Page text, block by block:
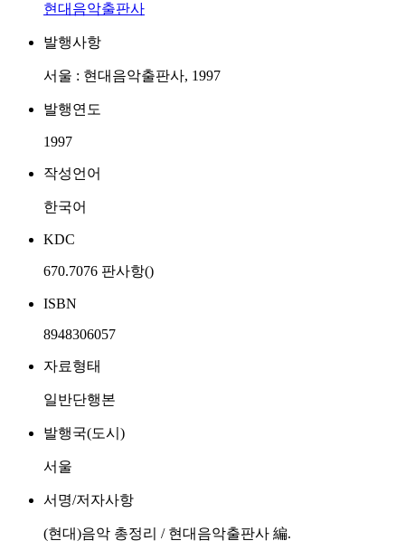
현대음악출판사
발행사항
서울 : 현대음악출판사, 1997
발행연도
1997
작성언어
한국어
KDC
670.7076 판사항()
ISBN
8948306057
자료형태
일반단행본
발행국(도시)
서울
서명/저자사항
(현대)음악 총정리 / 현대음악출판사 編.